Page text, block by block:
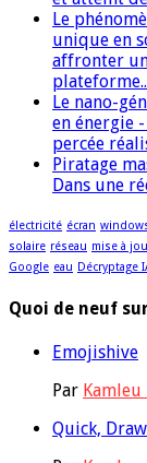
Le
unique en
affronter
Le nano-
en énergie
percée
Piratage
Dans une
électricité écran
solaire réseau mise à
Google eau Décryptage
Quoi de neuf
Emojishive
Par
Quick,